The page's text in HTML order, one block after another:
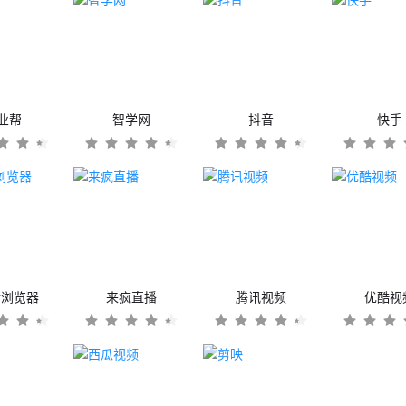
帮 智学网 抖音 快手
览器 来疯直播 腾讯视频 优酷视